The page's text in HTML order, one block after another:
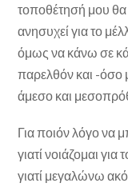
τοποθέτησή μου θα
ανησυχεί για το
όμως να κάνω σε
παρελθόν και -όσο
άμεσο και
Για ποιόν λόγο να
γιατί νοιάζομαι
γιατί μεγαλώνω